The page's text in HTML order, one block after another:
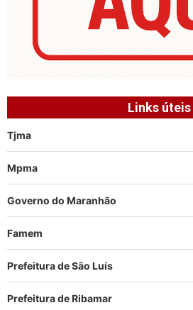
Links úteis
Tjma
Mpma
Governo do Maranhão
Famem
Prefeitura de São Luís
Prefeitura de Ribamar